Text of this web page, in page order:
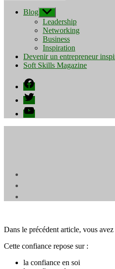
Blog Afficher
le
sous-
menu
Leadership
Networking
Business
Inspiration
Devenir un entrepreneur
Soft Skills Magazine
Facebook
Twitter
YouTube
Dans le précédent article, vous
Cette confiance repose sur :
la confiance en soi